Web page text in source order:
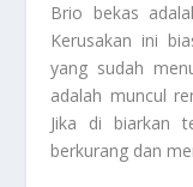
Brio bekas
Kerusakan ini
yang sudah
adalah muncul
Jika di biarkan
berkurang dan